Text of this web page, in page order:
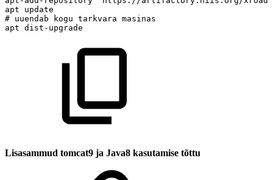
apt
update
# uuendab kogu tarkvara masinas
apt dist-upgrade
Lisasammud tomcat9 ja Java8 kasutamise tõttu